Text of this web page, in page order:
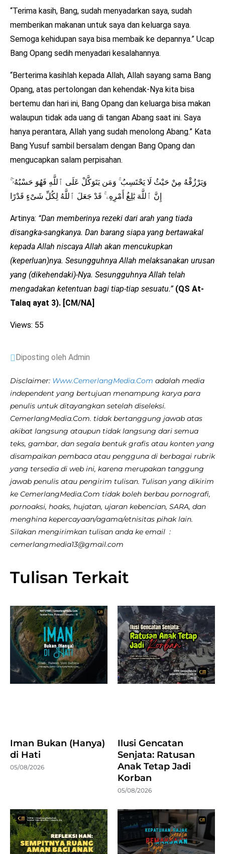
“Terima kasih, Bang, sudah menyadarkan saya, sudah
memberikan makanan untuk saya dan keluarga saya.
Semoga kehidupan saya bisa membaik ke depannya.” Ucap
Bang Opang sedih menyadari kesalahannya.
“Berterima kasihlah kepada Allah, Allah sayang sama Bang
Opang, atas pertolongan dan kehendak-Nya kita bisa
bertemu dan hari ini, Bang Opang dan keluarga bisa makan
walaupun tidak ada uang di tangan Abang saat ini. Saya
hanya perantara, Allah yang sudah menolong Abang.” Kata
Bang Yusuf sambil bersalam dengan Bang Opang dan
mengucapkan salam perpisahan.
وَيَرْزُقْهُ مِنْ حَيْثُ لَا يَحْتَسِبُ ۚ وَمَن يَتَوَكَّلْ عَلَى ٱللَّهِ فَهُوَ حَسْبُهُۥٓ ۚ
إِنَّ ٱللَّهَ بَٰلِغُ أَمْرِهِۦ ۚ قَدْ جَعَلَ ٱللَّهُ لِكُلِّ شَىْءٍ قَدْرًا
Artinya: “Dan memberinya rezeki dari arah yang tiada
disangka-sangkanya. Dan barang siapa yang bertawakal
kepada Allah niscaya Allah akan mencukupkan
(keperluan)nya. Sesungguhnya Allah melaksanakan urusan
yang (dikehendaki)-Nya. Sesungguhnya Allah telah
mengadakan ketentuan bagi tiap-tiap sesuatu.” (QS At-
Talaq ayat 3). [CM/NA]
Views: 55
Diposting oleh Admin
Disclaimer: Www.CemerlangMedia.Com adalah media
independent yang bertujuan menampung karya para
penulis untuk ditayangkan setelah diseleksi.
CemerlangMedia.Com. tidak bertanggung jawab atas
akibat langsung ataupun tidak langsung dari semua
teks, gambar, dan segala bentuk grafis atau konten yang
disampaikan pembaca atau pengguna di berbagai rubrik
yang tersedia di web ini, karena merupakan tanggung
jawab penulis atau pengirim tulisan. Tulisan yang dikirim
ke CemerlangMedia.Com tidak boleh berbau pornografi,
pornoaksi, hoaks, hujatan, ujaran kebencian, SARA, dan
menghina kepercayaan/agama/etnisitas pihak lain.
Silakan mengirimkan tulisan anda ke email :
cemerlangmedia13@gmail.com
Tulisan Terkait
Iman Bukan (Hanya)
di Hati
05/08/2026
Ilusi Gencatan
Senjata: Ratusan
Anak Tetap Jadi
Korban
05/08/2026